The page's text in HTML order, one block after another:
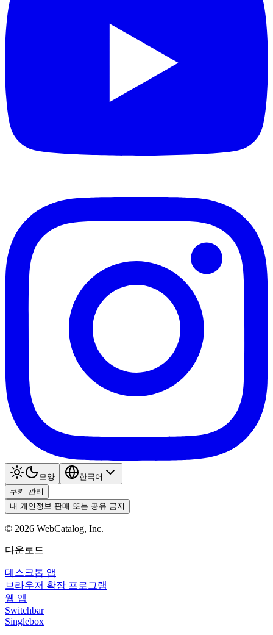
모양
한국어
쿠키 관리
내 개인정보 판매 또는 공유 금지
© 2026 WebCatalog, Inc.
다운로드
데스크톱 앱
브라우저 확장 프로그램
웹 앱
Switchbar
Singlebox